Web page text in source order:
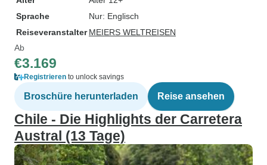
Sprache
Nur: Englisch
Reiseveranstalter MEIERS WELTREISEN
Ab
€3.169
Registrieren to unlock savings
Broschüre herunterladen Reise ansehen
Chile - Die Highlights der Carretera
Austral (13 Tage)